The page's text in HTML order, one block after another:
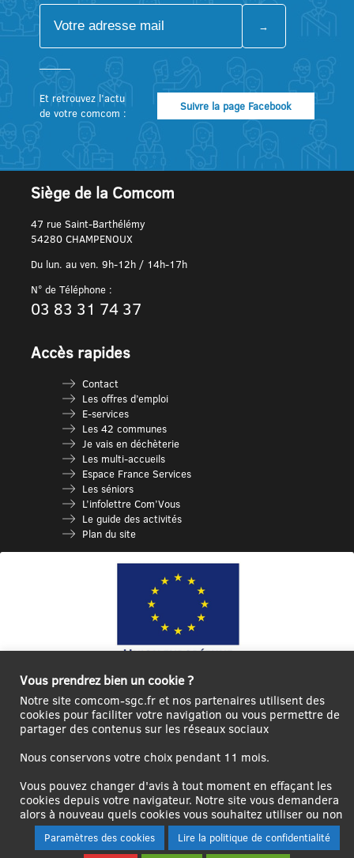
Et retrouvez l’actu
de votre comcom :
Suivre la page Facebook
Siège de la Comcom
47 rue Saint-Barthélémy
54280 CHAMPENOUX
Du lun. au ven. 9h-12h / 14h-17h
N° de Téléphone :
03 83 31 74 37
Accès rapides
Contact
Les offres d’emploi
E-services
Les 42 communes
Je vais en déchèterie
Les multi-accueils
Espace France Services
Les séniors
L’infolettre Com’Vous
Le guide des activités
Plan du site
Ce site internet a été cofinancé par l’Union européenne avec le Fonds
Européen de Développement Régional à hauteur de 12 572€
déconnecter
Créer un
utilisateur
Contact
Plan
site
Vous prendrez bien un cookie ?
Notre site comcom-sgc.fr et nos partenaires utilisent des
cookies pour faciliter votre navigation ou vous permettre de
partager des contenus sur les réseaux sociaux
Nous conservons votre choix pendant 11 mois.
Vous pouvez changer d'avis à tout moment en effaçant les
cookies depuis votre navigateur. Notre site vous demandera
alors à nouveau quels cookies vous souhaitez utiliser ou non
Paramètres des cookies Lire la politique de confidentialité